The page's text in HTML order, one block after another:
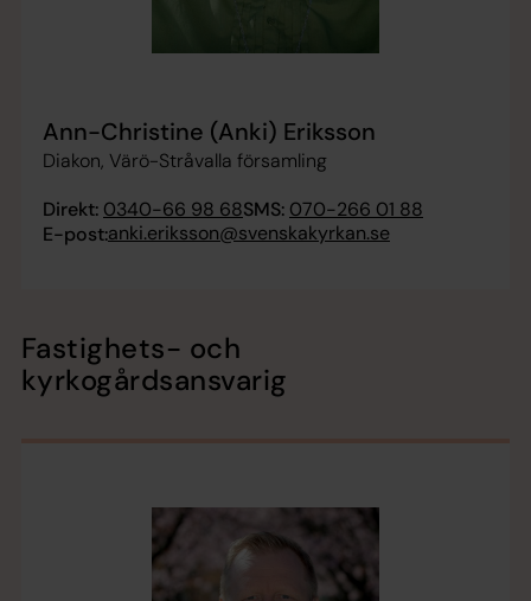
Ann-Christine (Anki) Eriksson
Diakon, Värö-Stråvalla församling
Direkt: 0340-66 98 68SMS: 070-266 01 88
E-post:anki.eriksson@svenskakyrkan.se
Fastighets- och
kyrkogårdsansvarig